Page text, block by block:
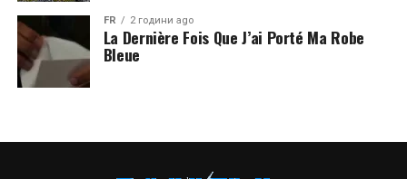
FR 2 години ago
La Dernière Fois Que J’ai Porté Ma Robe
Bleue